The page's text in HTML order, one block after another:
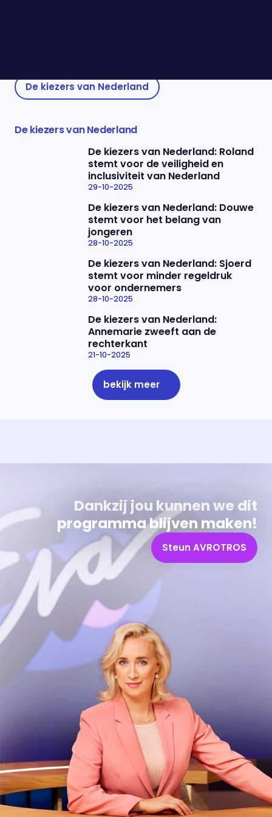
De kiezers van Nederland
De kiezers van Nederland
De kiezers van Nederland: Roland
stemt voor de veiligheid en
inclusiviteit van Nederland
29-10-2025
De kiezers van Nederland: Douwe
stemt voor het belang van
jongeren
28-10-2025
De kiezers van Nederland: Sjoerd
stemt voor minder regeldruk
voor ondernemers
28-10-2025
De kiezers van Nederland:
Annemarie zweeft aan de
rechterkant
21-10-2025
bekijk meer
Dankzij jou kunnen we dit
programma blijven maken!
Steun AVROTROS